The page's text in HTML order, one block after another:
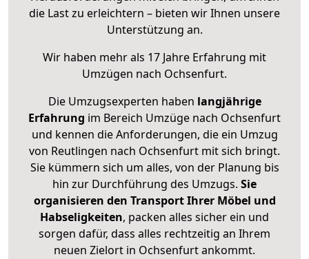
die Last zu erleichtern – bieten wir Ihnen unsere
Unterstützung an.
Wir haben mehr als 17 Jahre Erfahrung mit
Umzügen nach Ochsenfurt.
Die Umzugsexperten haben langjährige
Erfahrung im Bereich Umzüge nach Ochsenfurt
und kennen die Anforderungen, die ein Umzug
von Reutlingen nach Ochsenfurt mit sich bringt.
Sie kümmern sich um alles, von der Planung bis
hin zur Durchführung des Umzugs. Sie
organisieren den Transport Ihrer Möbel und
Habseligkeiten, packen alles sicher ein und
sorgen dafür, dass alles rechtzeitig an Ihrem
neuen Zielort in Ochsenfurt ankommt.